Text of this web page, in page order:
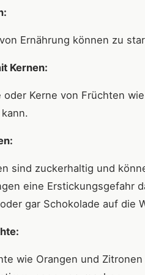
Ernährung können zu
Kernen:
oder Kerne von Früchten
sind zuckerhaltig und
eine Erstickungsgefahr
gar Schokolade auf die
wie Orangen und